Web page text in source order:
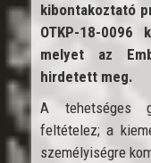
kibontakoztató
OTKP-18-0096
melyet az
hirdetett meg.
A tehetséges
feltételez; a
személyiségre